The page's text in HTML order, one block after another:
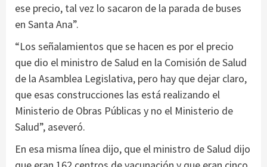
ese precio, tal vez lo sacaron de la parada de buses
en Santa Ana”.
“Los señalamientos que se hacen es por el precio
que dio el ministro de Salud en la Comisión de Salud
de la Asamblea Legislativa, pero hay que dejar claro,
que esas construcciones las está realizando el
Ministerio de Obras Públicas y no el Ministerio de
Salud”, aseveró.
En esa misma línea dijo, que el ministro de Salud dijo